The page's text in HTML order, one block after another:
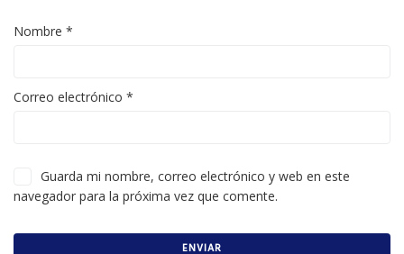
Nombre *
Correo electrónico *
Guarda mi nombre, correo electrónico y web en este
navegador para la próxima vez que comente.